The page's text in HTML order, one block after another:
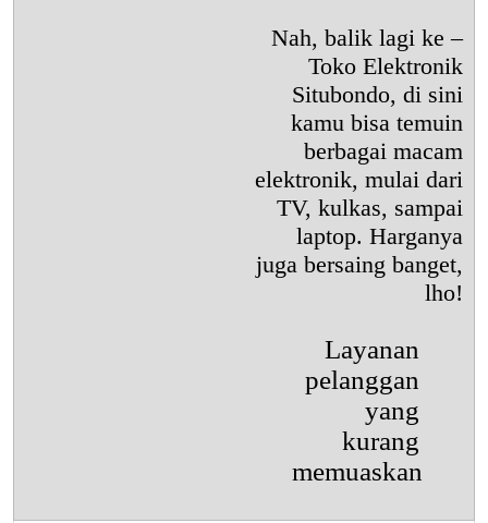
Nah, balik lagi ke –
Toko Elektronik
Situbondo, di sini
kamu bisa temuin
berbagai macam
elektronik, mulai dari
TV, kulkas, sampai
laptop. Harganya
juga bersaing banget,
lho!
Layanan
pelanggan
yang
kurang
memuaskan